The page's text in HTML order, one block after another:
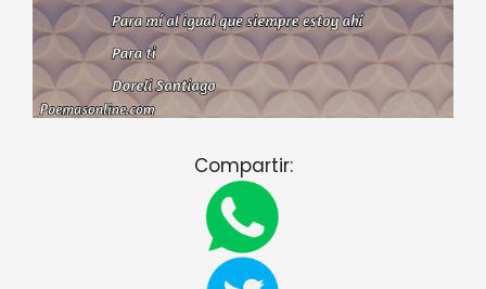
Compartir: